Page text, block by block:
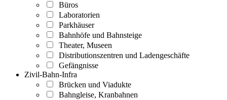
Büros
Laboratorien
Parkhäuser
Bahnhöfe und Bahnsteige
Theater, Museen
Distributionszentren und Ladengeschäfte
Gefängnisse
Zivil-Bahn-Infra
Brücken und Viadukte
Bahngleise, Kranbahnen